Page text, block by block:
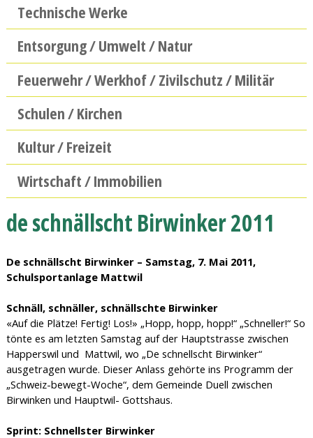
Technische Werke
Entsorgung / Umwelt / Natur
Feuerwehr / Werkhof / Zivilschutz / Militär
Schulen / Kirchen
Kultur / Freizeit
Wirtschaft / Immobilien
de schnällscht Birwinker 2011
De schnällscht Birwinker – Samstag, 7. Mai 2011,
Schulsportanlage Mattwil
Schnäll, schnäller, schnällschte Birwinker
«Auf die Plätze! Fertig! Los!» „Hopp, hopp, hopp!“ „Schneller!“ So
tönte es am letzten Samstag auf der Hauptstrasse zwischen
Happerswil und Mattwil, wo „De schnellscht Birwinker“
ausgetragen wurde. Dieser Anlass gehörte ins Programm der
„Schweiz-bewegt-Woche“, dem Gemeinde Duell zwischen
Birwinken und Hauptwil- Gottshaus.
Sprint: Schnellster Birwinker